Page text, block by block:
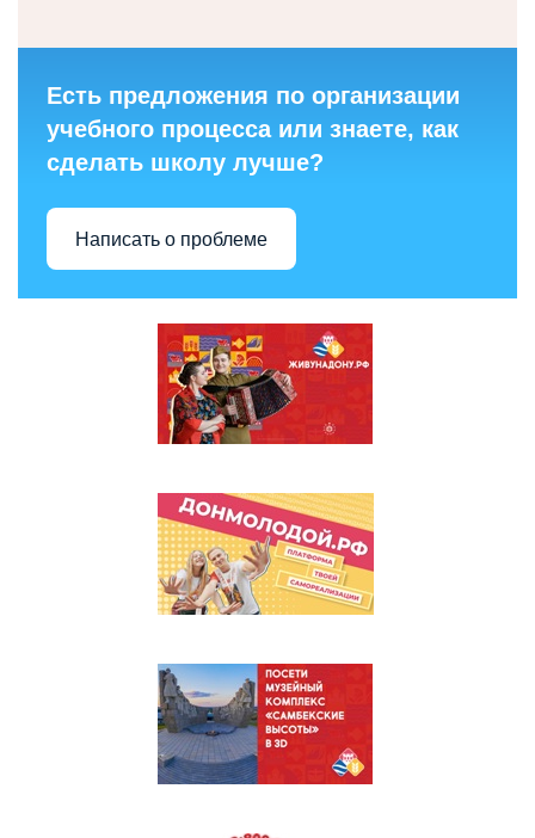
Есть предложения по организации
учебного процесса или знаете, как
сделать школу лучше?
Написать о проблеме